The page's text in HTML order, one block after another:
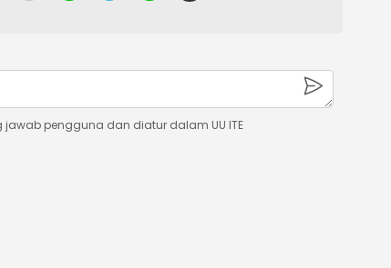
pengguna dan diatur dalam UU ITE